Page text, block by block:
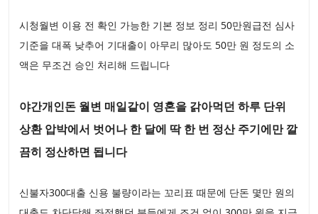
시청월변 이용 전 확인 가능한 기본 정보 정리 50만원급전 심사
기준을 대폭 낮추어 기대출이 아무리 많아도 50만 원 정도의 소
액은 무조건 승인 처리해 드립니다
야간개인돈 월변 매일같이 영혼을 갉아먹던 하루 단위
상환 압박에서 벗어나 한 달에 딱 한 번 정산 주기에만 깔
끔히 정산하면 됩니다
신불자300대출 신용 불량이라는 꼬리표 때문에 단돈 몇만 원의